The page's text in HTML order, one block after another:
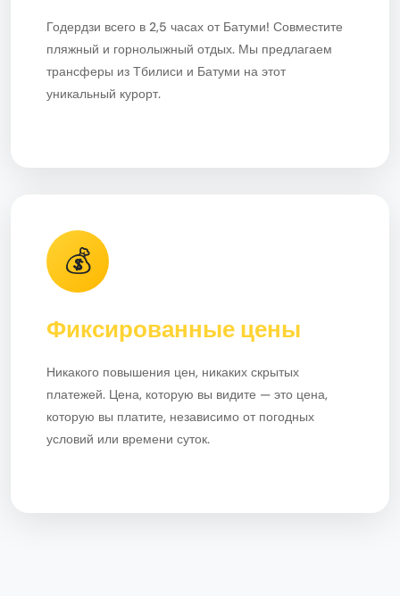
Годердзи всего в 2,5 часах от Батуми! Совместите
пляжный и горнолыжный отдых. Мы предлагаем
трансферы из Тбилиси и Батуми на этот
уникальный курорт.
💰
Фиксированные цены
Никакого повышения цен, никаких скрытых
платежей. Цена, которую вы видите — это цена,
которую вы платите, независимо от погодных
условий или времени суток.